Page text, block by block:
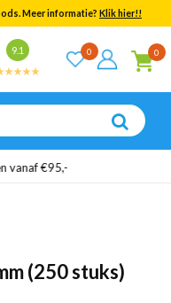
Meer informatie? Klik hier!!
9.1 0 0
vanaf €95,-
(250 stuks)